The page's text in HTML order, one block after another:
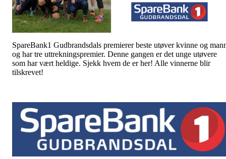
SpareBank1 Gudbrandsdals premierer beste utøver kvinne og
og har tre uttrekningspremier. Denne gangen er det unge utøvere
som har vært heldige. Sjekk hvem de er her! Alle vinnerne blir
tilskrevet!